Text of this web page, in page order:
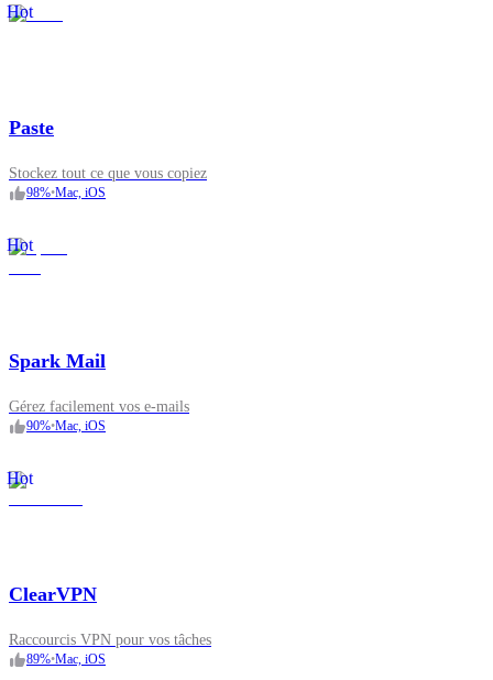
Hot
Paste
Stockez tout ce que vous copiez
98%•Mac, iOS
Hot
Spark Mail
Gérez facilement vos e-mails
90%•Mac, iOS
Hot
ClearVPN
Raccourcis VPN pour vos tâches
89%•Mac, iOS